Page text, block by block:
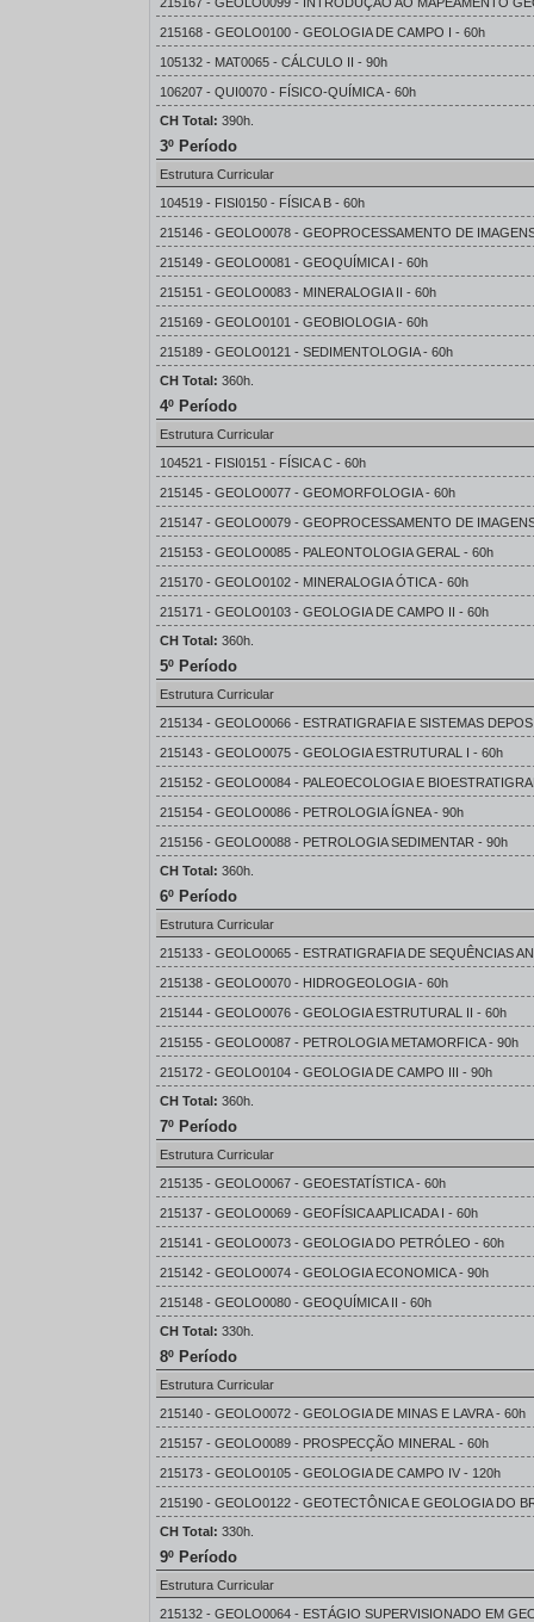
215168 - GEOLO0100 - GEOLOGIA DE CAMPO I - 60h
105132 - MAT0065 - CÁLCULO II - 90h
106207 - QUI0070 - FÍSICO-QUÍMICA - 60h
CH Total: 390h.
3º Período
Estrutura Curricular
104519 - FISI0150 - FÍSICA B - 60h
215146 - GEOLO0078 - GEOPROCESSAMENTO DE
215149 - GEOLO0081 - GEOQUÍMICA I - 60h
215151 - GEOLO0083 - MINERALOGIA II - 60h
215169 - GEOLO0101 - GEOBIOLOGIA - 60h
215189 - GEOLO0121 - SEDIMENTOLOGIA - 60h
CH Total: 360h.
4º Período
Estrutura Curricular
104521 - FISI0151 - FÍSICA C - 60h
215145 - GEOLO0077 - GEOMORFOLOGIA - 60h
215147 - GEOLO0079 - GEOPROCESSAMENTO DE
215153 - GEOLO0085 - PALEONTOLOGIA GERAL - 60h
215170 - GEOLO0102 - MINERALOGIA ÓTICA - 60h
215171 - GEOLO0103 - GEOLOGIA DE CAMPO II - 60h
CH Total: 360h.
5º Período
Estrutura Curricular
215134 - GEOLO0066 - ESTRATIGRAFIA E SISTEMAS
215143 - GEOLO0075 - GEOLOGIA ESTRUTURAL I - 60h
215152 - GEOLO0084 - PALEOECOLOGIA E
215154 - GEOLO0086 - PETROLOGIA ÍGNEA - 90h
215156 - GEOLO0088 - PETROLOGIA SEDIMENTAR - 90h
CH Total: 360h.
6º Período
Estrutura Curricular
215133 - GEOLO0065 - ESTRATIGRAFIA DE SEQUÊNCIAS
215138 - GEOLO0070 - HIDROGEOLOGIA - 60h
215144 - GEOLO0076 - GEOLOGIA ESTRUTURAL II - 60h
215155 - GEOLO0087 - PETROLOGIA METAMORFICA - 90h
215172 - GEOLO0104 - GEOLOGIA DE CAMPO III - 90h
CH Total: 360h.
7º Período
Estrutura Curricular
215135 - GEOLO0067 - GEOESTATÍSTICA - 60h
215137 - GEOLO0069 - GEOFÍSICA APLICADA I - 60h
215141 - GEOLO0073 - GEOLOGIA DO PETRÓLEO - 60h
215142 - GEOLO0074 - GEOLOGIA ECONOMICA - 90h
215148 - GEOLO0080 - GEOQUÍMICA II - 60h
CH Total: 330h.
8º Período
Estrutura Curricular
215140 - GEOLO0072 - GEOLOGIA DE MINAS E LAVRA - 60h
215157 - GEOLO0089 - PROSPECÇÃO MINERAL - 60h
215173 - GEOLO0105 - GEOLOGIA DE CAMPO IV - 120h
215190 - GEOLO0122 - GEOTECTÔNICA E GEOLOGIA DO
CH Total: 330h.
9º Período
Estrutura Curricular
215132 - GEOLO0064 - ESTÁGIO SUPERVISIONADO EM